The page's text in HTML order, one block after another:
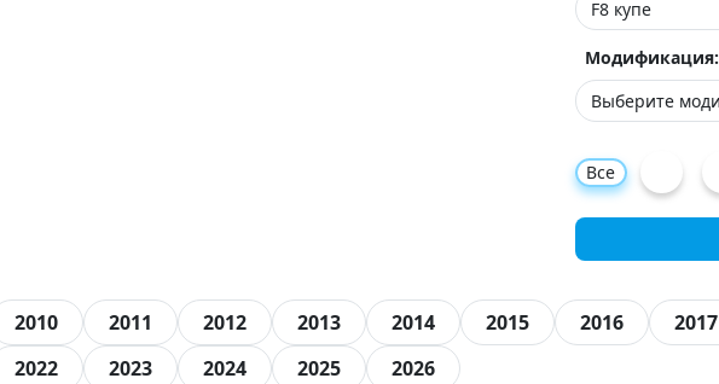
Модификация:
Все
2010 2011 2012 2013 2014 2015 2016 2017
2022 2023 2024 2025 2026